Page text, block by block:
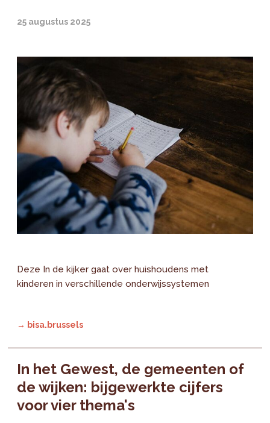
25 augustus 2025
Deze In de kijker gaat over huishoudens met
kinderen in verschillende onderwijssystemen
→ bisa.brussels
In het Gewest, de gemeenten of
de wijken: bijgewerkte cijfers
voor vier thema's